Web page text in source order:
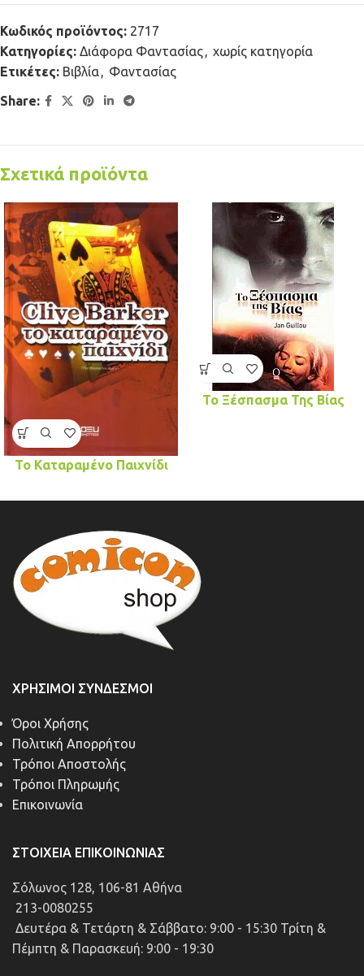
Κωδικός προϊόντος: 2717
Κατηγορίες: Διάφορα Φαντασίας, χωρίς κατηγορία
Ετικέτες: Βιβλία, Φαντασίας
Share:
Σχετικά προϊόντα
Το Καταραμένο Παιχνίδι
Το Ξέσπασμα Της Βίας
ΧΡΉΣΙΜΟΙ ΣΎΝΔΕΣΜΟΙ
Όροι Χρήσης
Πολιτική Απορρήτου
Τρόποι Αποστολής
Τρόποι Πληρωμής
Επικοινωνία
ΣΤΟΙΧΕΊΑ ΕΠΙΚΟΙΝΩΝΊΑΣ
Σόλωνος 128, 106-81 Αθήνα
213-0080255
Δευτέρα & Τετάρτη & Σάββατο: 9:00 - 15:30 Τρίτη &
Πέμπτη & Παρασκευή: 9:00 - 19:30